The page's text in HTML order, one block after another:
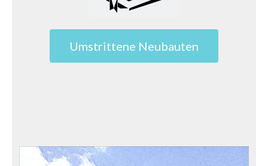
Umstrittene Neubauten